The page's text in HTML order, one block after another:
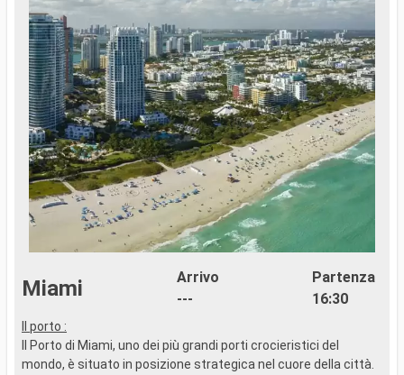
Miami
Arrivo
---
Partenza
16:30
Il porto :
Il Porto di Miami, uno dei più grandi porti crocieristici del
mondo, è situato in posizione strategica nel cuore della città.